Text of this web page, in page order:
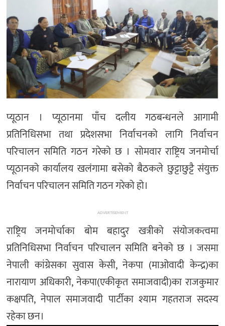
प्यूठान । प्यूठानमा पाँच दलीय गठबन्धनले आगामी
प्रतिनिधिसभा तथा प्रदेशसभा निर्वाचनको लागि निर्वाचन
परिचालन समिति गठन गरेको छ । सोमवार राष्ट्रिय जनमोर्चा
प्यूठानको कार्यालय खलंगामा बसेको बैठकले छुट्टाछुट्टै संयुक्त
निर्वाचन परिचालन समिति गठन गरेको हो।
ADVERTISEMENT
राष्ट्रिय जनमोर्चाका बोम बहादुर खत्रीको संयोजकत्वमा
प्रतिनिधिसभा निर्वाचन परिचालन समिति बनेको छ । जसमा
नेपाली कांग्रेसका सुवास केसी, नेकपा (माओवादी केन्द्र)का
नारायाण अधिकारी, नेकपा(एकीकृत समाजवादी)का राजकुमार
कक्षपति, नेपाल समाजवादी पार्टीका श्याम गहतराज सदस्य
रहेका छन।